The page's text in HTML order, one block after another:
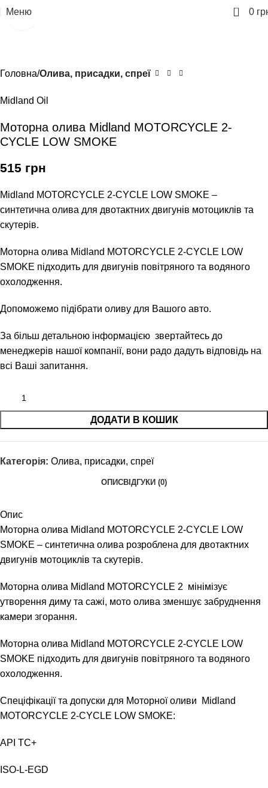
Меню 0 0
Головна Олива, присадки, спреї
Midland Oil
Моторна олива Midland MOTORCYCLE 2-
CYCLE LOW SMOKE
515 грн
Midland MOTORCYCLE 2-CYCLE LOW SMOKE –
синтетична олива для двотактних двигунів мотоциклів та
скутерів.
Моторна олива Midland MOTORCYCLE 2-CYCLE LOW
SMOKE підходить для двигунів повітряного та водяного
охолодження.
Допоможемо підібрати оливу для Вашого авто.
За більш детальною інформацією звертайтесь до
менеджерів нашої компанії, вони радо дадуть відповідь на
всі Ваші запитання.
ДОДАТИ В КОШИК
Категорія: Олива, присадки, спреї
ОПИСВІДГУКИ (0)
Опис
Моторна олива Midland MOTORCYCLE 2-CYCLE LOW
SMOKE – синтетична олива розроблена для двотактних
двигунів мотоциклів та скутерів.
Моторна олива Midland MOTORCYCLE 2 мінімізує
утворення диму та сажі, мото олива зменшує забруднення
камери згорання.
Моторна олива Midland MOTORCYCLE 2-CYCLE LOW
SMOKE підходить для двигунів повітряного та водяного
охолодження.
Спеціфікації та допуски для Моторної оливи Midland
MOTORCYCLE 2-CYCLE LOW SMOKE:
API TC+
ISO-L-EGD